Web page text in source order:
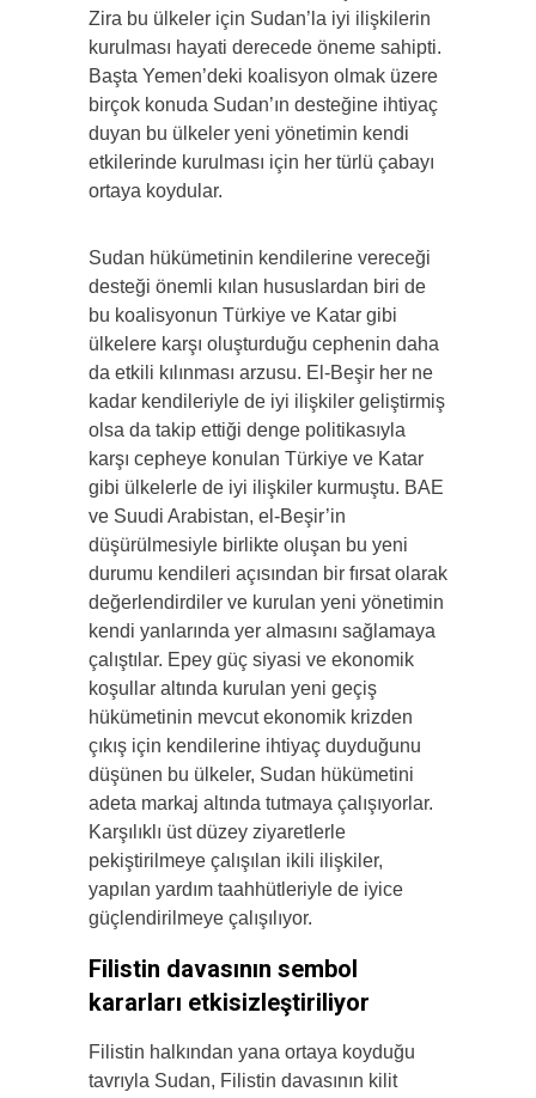
Zira bu ülkeler için Sudan’la iyi ilişkilerin
kurulması hayati derecede öneme sahipti.
Başta Yemen’deki koalisyon olmak üzere
birçok konuda Sudan’ın desteğine ihtiyaç
duyan bu ülkeler yeni yönetimin kendi
etkilerinde kurulması için her türlü çabayı
ortaya koydular.
Sudan hükümetinin kendilerine vereceği
desteği önemli kılan hususlardan biri de
bu koalisyonun Türkiye ve Katar gibi
ülkelere karşı oluşturduğu cephenin daha
da etkili kılınması arzusu. El-Beşir her ne
kadar kendileriyle de iyi ilişkiler geliştirmiş
olsa da takip ettiği denge politikasıyla
karşı cepheye konulan Türkiye ve Katar
gibi ülkelerle de iyi ilişkiler kurmuştu. BAE
ve Suudi Arabistan, el-Beşir’in
düşürülmesiyle birlikte oluşan bu yeni
durumu kendileri açısından bir fırsat olarak
değerlendirdiler ve kurulan yeni yönetimin
kendi yanlarında yer almasını sağlamaya
çalıştılar. Epey güç siyasi ve ekonomik
koşullar altında kurulan yeni geçiş
hükümetinin mevcut ekonomik krizden
çıkış için kendilerine ihtiyaç duyduğunu
düşünen bu ülkeler, Sudan hükümetini
adeta markaj altında tutmaya çalışıyorlar.
Karşılıklı üst düzey ziyaretlerle
pekiştirilmeye çalışılan ikili ilişkiler,
yapılan yardım taahhütleriyle de iyice
güçlendirilmeye çalışılıyor.
Filistin davasının sembol
kararları etkisizleştiriliyor
Filistin halkından yana ortaya koyduğu
tavrıyla Sudan, Filistin davasının kilit